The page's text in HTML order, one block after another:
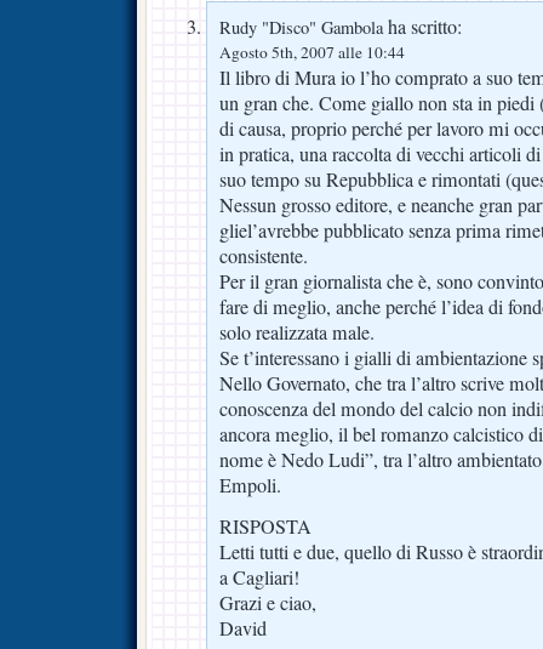
Rudy "Disco" Gambolaha scritto:
Agosto 5th, 2007 alle 10:44
Il libro di Mura io l’ho comprato a suo
un gran che. Come giallo non sta in
di causa, proprio perché per lavoro mi
in pratica, una raccolta di vecchi articoli
suo tempo su Repubblica e rimontati
Nessun grosso editore, e neanche gran
gliel’avrebbe pubblicato senza prima
consistente.
Per il gran giornalista che è, sono
fare di meglio, anche perché l’idea di
solo realizzata male.
Se t’interessano i gialli di ambientazione
Nello Governato, che tra l’altro scrive
conoscenza del mondo del calcio non
ancora meglio, il bel romanzo calcistico
nome è Nedo Ludi”, tra l’altro
Empoli.
RISPOSTA
Letti tutti e due, quello di Russo è
a Cagliari!
Grazi e ciao,
David